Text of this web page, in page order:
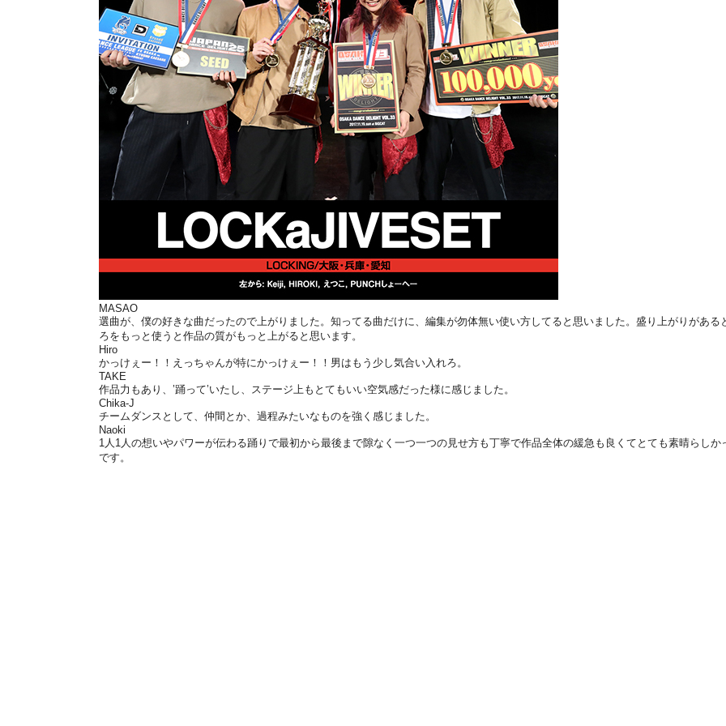
MASAO
選曲が、僕の好きな曲だったので上がりました。知ってる曲だけに、編集が勿体無い使い方してると思いました。盛り上がりがある
ろをもっと使うと作品の質がもっと上がると思います。
Hiro
かっけぇー！！えっちゃんが特にかっけぇー！！男はもう少し気合い入れろ。
TAKE
作品力もあり、’踊って’いたし、ステージ上もとてもいい空気感だった様に感じました。
Chika-J
チームダンスとして、仲間とか、過程みたいなものを強く感じました。
Naoki
1人1人の想いやパワーが伝わる踊りで最初から最後まで隙なく一つ一つの見せ方も丁寧で作品全体の緩急も良くてとても素晴らしか
です。